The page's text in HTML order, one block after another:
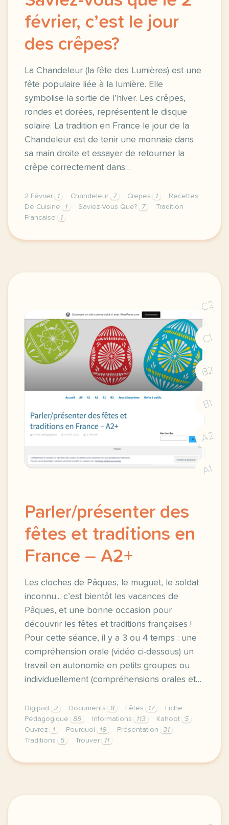
février, c’est le jour
des crêpes?
La Chandeleur (la fête des Lumières) est une
fête populaire liée à la lumière. Elle
symbolise la sortie de l’hiver. Les crêpes,
rondes et dorées, représentent le disque
solaire. La tradition en France le jour de la
Chandeleur est de tenir une monnaie dans
sa main droite et essayer de retourner la
crêpe correctement dans…
2 Février 1 Chandeleur 7 Crepes 1
Recettes
De Cuisine
1 Saviez-Vous Que? 7
Tradition
Francaise
1
la chandeleur la fete des lumieres est une fete
C2
C1
B2
B1
A2
A1
Parler/présenter des
fêtes et traditions en
France – A2+
Les cloches de Pâques, le muguet, le soldat
inconnu... c’est bientôt les vacances de
Pâques, et une bonne occasion pour
découvrir les fêtes et traditions françaises !
Pour cette séance, il y a 3 ou 4 temps : une
compréhension orale (vidéo ci-dessous) un
travail en autonomie en petits groupes ou
individuellement (compréhensions orales et…
Digipad 2 Documents 8 Fêtes 17
Fiche
Pédagogique
89 Informations 113 Kahoot
5
Ouvrez
1 Pourquoi 19 Présentation
31
Traditions
5 Trouver 11
les cloches de paques le muguet le soldat